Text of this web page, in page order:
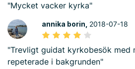
"Mycket vacker kyrka"
annika borin, 2018-07-18
"Trevligt guidat kyrkobesök med
repeterade i bakgrunden"